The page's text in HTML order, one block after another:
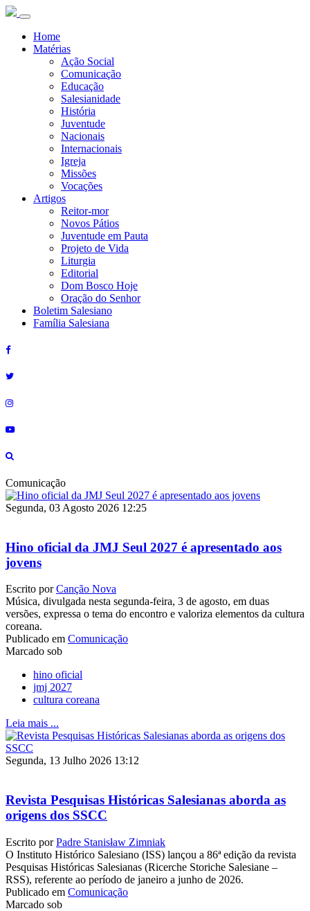
Home
Matérias
Ação Social
Comunicação
Educação
Salesianidade
História
Juventude
Nacionais
Internacionais
Igreja
Missões
Vocações
Artigos
Reitor-mor
Novos Pátios
Juventude em Pauta
Projeto de Vida
Liturgia
Editorial
Dom Bosco Hoje
Oração do Senhor
Boletim Salesiano
Família Salesiana
Comunicação
Segunda, 03 Agosto 2026 12:25
Hino oficial da JMJ Seul 2027 é apresentado aos
jovens
Escrito porCanção Nova
Música, divulgada nesta segunda-feira, 3 de agosto, em duas
versões, expressa o tema do encontro e valoriza elementos da cultura
coreana.
Publicado em Comunicação
Marcado sob
hino oficial
jmj 2027
cultura coreana
Leia mais ...
Segunda, 13 Julho 2026 13:12
Revista Pesquisas Históricas Salesianas aborda as
origens dos SSCC
Escrito porPadre Stanisław Zimniak
O Instituto Histórico Salesiano (ISS) lançou a 86ª edição da revista
Pesquisas Históricas Salesianas (Ricerche Storiche Salesiane –
RSS), referente ao período de janeiro a junho de 2026.
Publicado em Comunicação
Marcado sob